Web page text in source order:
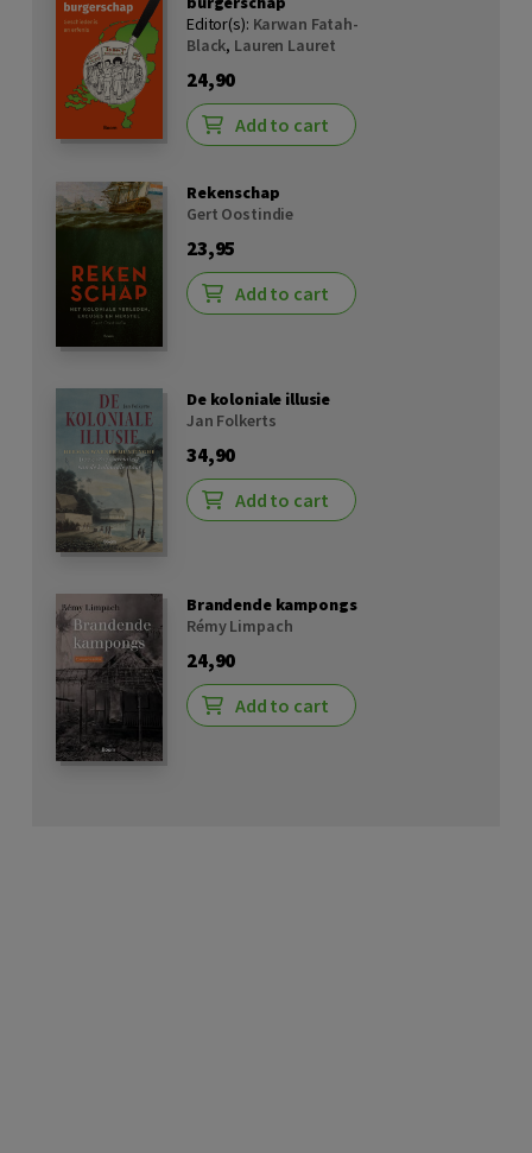
Editor(s): Karwan Fatah-
Black, Lauren Lauret
24,90
Add to cart
Rekenschap
Gert Oostindie
23,95
Add to cart
De koloniale illusie
Jan Folkerts
34,90
Add to cart
Brandende kampongs
Rémy Limpach
24,90
Add to cart